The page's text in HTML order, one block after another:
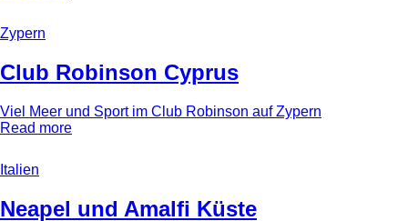
Zypern
Club Robinson Cyprus
Viel Meer und Sport im Club Robinson auf Zypern
Read more
Italien
Neapel und Amalfi Küste